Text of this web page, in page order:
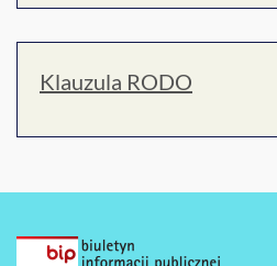
Klauzula RODO